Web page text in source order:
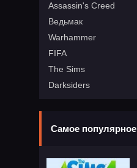
Assassin's Creed
Ведьмак
Warhammer
FIFA
The Sims
Darksiders
Самое популярное